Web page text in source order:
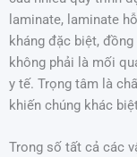
laminate, laminate
kháng đặc biệt,
không phải là mối
y tế. Trọng tâm là
khiến chúng khác
Trong số tất cả các